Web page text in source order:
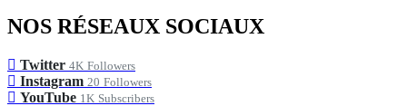
NOS RÉSEAUX SOCIAUX
Twitter 4K Followers
Instagram 20 Followers
YouTube 1K Subscribers